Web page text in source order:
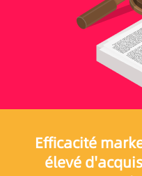
Efficacité
élevé